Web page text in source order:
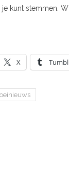
kunt stemmen.
X